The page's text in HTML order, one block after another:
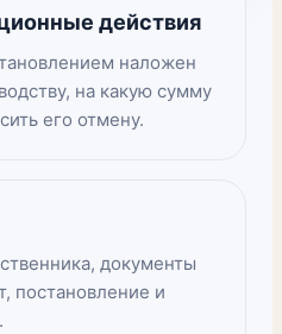
действия
наложен
на какую сумму
его отмену.
документы
постановление и